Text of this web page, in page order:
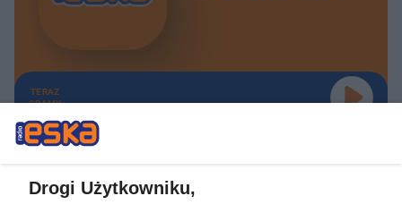
TERAZ
GRAMY
Drogi Użytkowniku,